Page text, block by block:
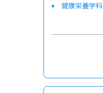
健康栄養学科